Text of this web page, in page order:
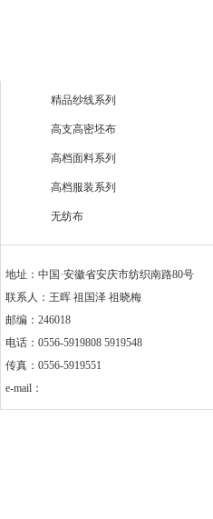
精品纱线系列
高支高密坯布
高档面料系列
高档服装系列
无纺布
地址：中国·安徽省安庆市纺织南路80号
联系人：王晖 祖国泽 祖晓梅
邮编：246018
电话：0556-5919808 5919548
传真：0556-5919551
e-mail：